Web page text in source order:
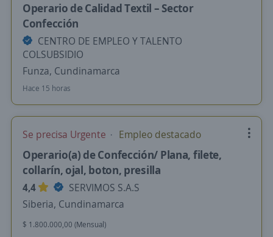
Operario de Calidad Textil – Sector
Confección
CENTRO DE EMPLEO Y TALENTO
COLSUBSIDIO
Funza, Cundinamarca
Hace 15 horas
Se precisa Urgente Empleo destacado
Operario(a) de Confección/ Plana, filete,
collarín, ojal, boton, presilla
4,4
SERVIMOS S.A.S
Siberia, Cundinamarca
$ 1.800.000,00 (Mensual)